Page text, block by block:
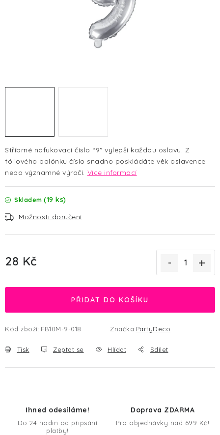
Stříbrné nafukovací číslo “9" vylepší každou oslavu. Z
fóliového balónku číslo snadno poskládáte věk oslavence
nebo významné výročí. Více informací
Skladem (19 ks)
Možnosti doručení
28 Kč
PŘIDAT DO KOŠÍKU
Kód zboží: FB10M-9-018 Značka:PartyDeco
Tisk Zeptat se Hlídat Sdílet
Ihned odesíláme!
Do 24 hodin od připsání
platby!
Doprava ZDARMA
Pro objednávky nad 699 Kč!